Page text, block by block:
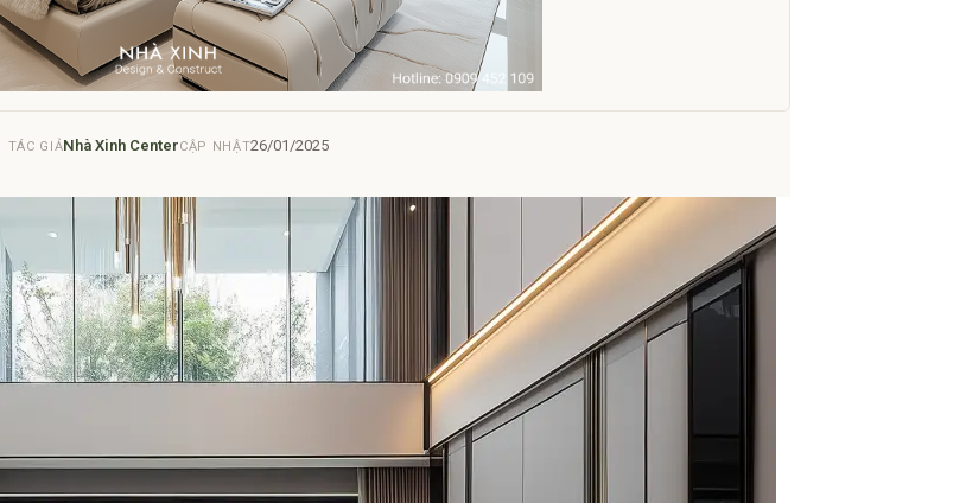
TÁC GIẢNhà Xinh CenterCẬP NHẬT26/01/2025